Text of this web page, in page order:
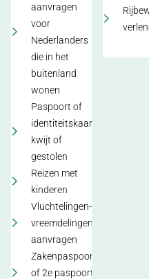
aanvragen
voor
Nederlanders
die in het
buitenland
wonen
Paspoort of
identiteitskaart
kwijt of
gestolen
Reizen met
kinderen
Vluchtelingen- of
vreemdelingenpaspoort
aanvragen
Zakenpaspoort
of 2e paspoort